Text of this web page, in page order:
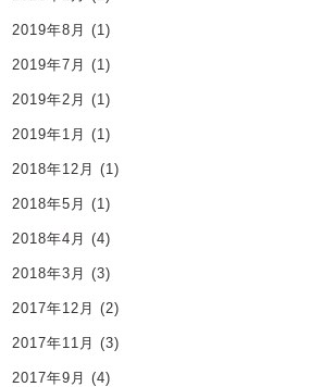
2019年8月 (1)
2019年7月 (1)
2019年2月 (1)
2019年1月 (1)
2018年12月 (1)
2018年5月 (1)
2018年4月 (4)
2018年3月 (3)
2017年12月 (2)
2017年11月 (3)
2017年9月 (4)